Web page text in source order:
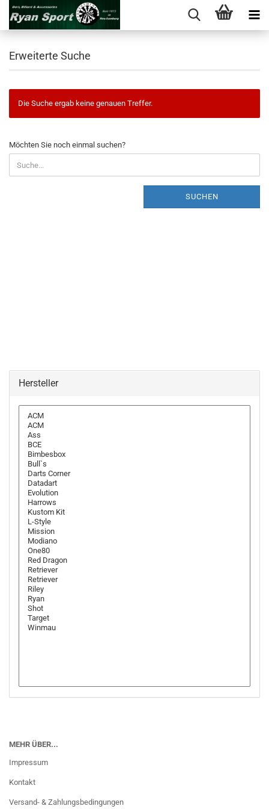
Erweiterte Suche
Die Suche ergab keine genauen Treffer.
MÖCHTEN
SIE
NOCH
EINMAL
Möchten Sie noch einmal suchen?
SUCHEN
Hersteller
MEHR ÜBER...
Impressum
Kontakt
Versand- & Zahlungsbedingungen